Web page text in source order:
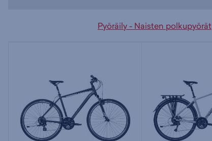
Pyöräily - Naisten polkupyörät